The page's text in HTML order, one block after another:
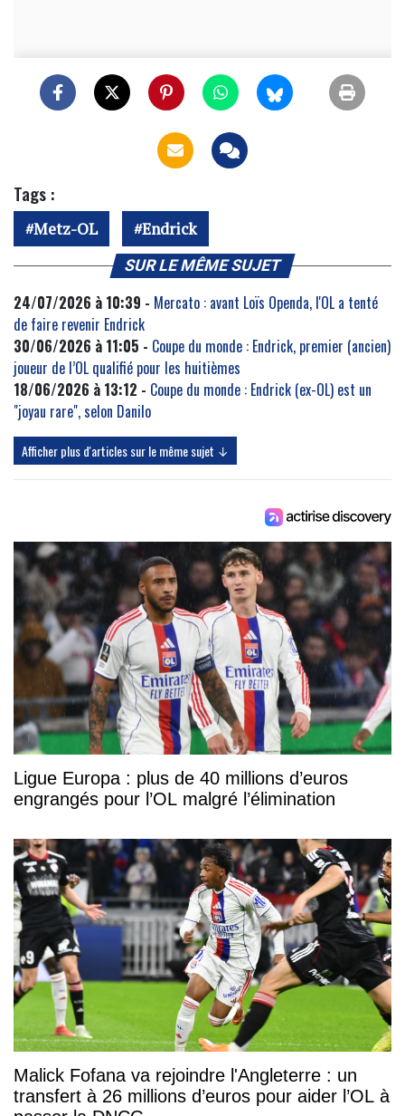
Tags :
Metz-OL Endrick
SUR LE MÊME SUJET
24/07/2026 à 10:39 - Mercato : avant Loïs Openda, l'OL a tenté
de faire revenir Endrick
30/06/2026 à 11:05 - Coupe du monde : Endrick, premier (ancien)
joueur de l’OL qualifié pour les huitièmes
18/06/2026 à 13:12 - Coupe du monde : Endrick (ex-OL) est un
"joyau rare", selon Danilo
Afficher plus d'articles sur le même sujet ↓
Ligue Europa : plus de 40 millions d’euros
engrangés pour l’OL malgré l’élimination
Malick Fofana va rejoindre l'Angleterre : un
transfert à 26 millions d’euros pour aider l’OL à